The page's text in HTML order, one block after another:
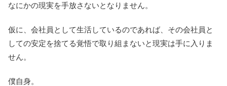
なにかの現実を手放さないとなりません。
仮に、会社員として生活しているのであれば、その会社員と
しての安定を捨てる覚悟で取り組まないと現実は手に入りま
せん。
僕自身。